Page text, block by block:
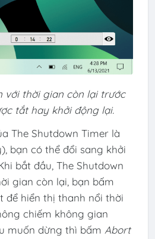
với thời gian còn lại trước
tắt hay khởi động lại.
The Shutdown Timer là
bạn có thể đổi sang khởi
bắt đầu, The Shutdown
gian còn lại, bạn bấm
để hiển thị thanh nổi thời
chiếm không gian
muốn dừng thì bấm Abort